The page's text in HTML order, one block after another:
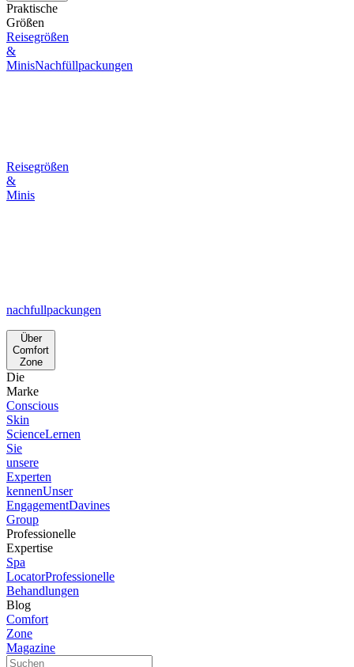
Praktische
Größen
Reisegrößen
&
MinisNachfüllpackungen
Reisegrößen
&
Minis
nachfullpackungen
Über
Comfort
Zone
Die
Marke
Conscious
Skin
ScienceLernen
Sie
unsere
Experten
kennenUnser
EngagementDavines
Group
Professionelle
Expertise
Spa
LocatorProfessionelle
Behandlungen
Blog
Comfort
Zone
Magazine